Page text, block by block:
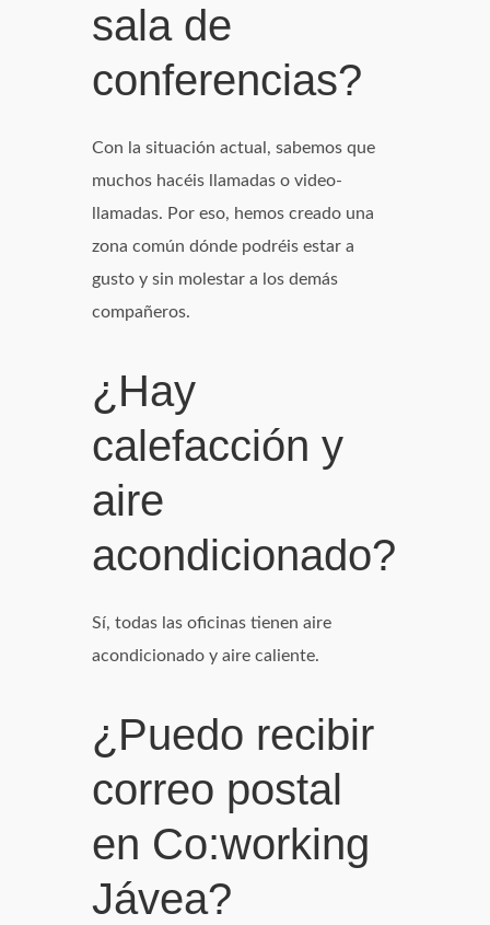
sala de
conferencias?
Con la situación actual, sabemos que
muchos hacéis llamadas o video-
llamadas. Por eso, hemos creado una
zona común dónde podréis estar a
gusto y sin molestar a los demás
compañeros.
¿Hay
calefacción y
aire
acondicionado?
Sí, todas las oficinas tienen aire
acondicionado y aire caliente.
¿Puedo recibir
correo postal
en Co:working
Jávea?